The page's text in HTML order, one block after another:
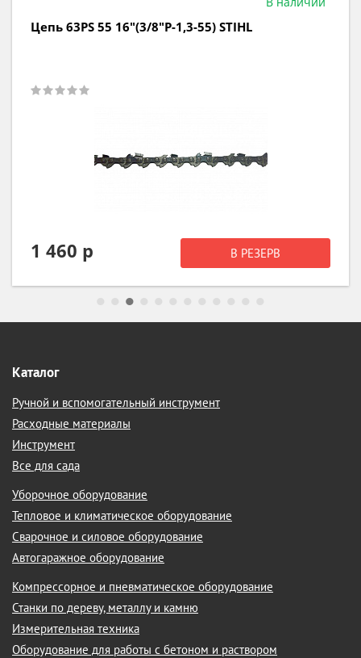
Цепь 63PS 50 14"(3/8"P-1,3-50) STIHL
1 330 р В РЕЗЕРВ
Каталог
Ручной и вспомогательный инструмент
Расходные материалы
Инструмент
Все для сада
Уборочное оборудование
Тепловое и климатическое оборудование
Сварочное и силовое оборудование
Автогаражное оборудование
Компрессорное и пневматическое оборудование
Станки по дереву, металлу и камню
Измерительная техника
Оборудование для работы с бетоном и раствором